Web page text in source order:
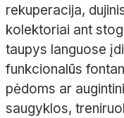
rekuperacija,
kolektoriai ant
taupys languose
funkcionalūs
pėdoms ar
saugyklos,